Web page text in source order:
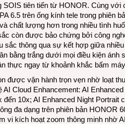
SOIS tiên tiến từ HONOR. Cùng với
6.5 trên ống kính tele trong phiên
chất lượng hơn trong nhiều tình
còn được bảo chứng bởi công
sắc thông qua sự kết hợp giữa
bằng trắng dưới mọi điều kiện ánh
thực ngay từ khoảnh khắc bấm
được vận hành trọn vẹn nhờ loạt
AI Cloud Enhancement: AI
đến 10x; AI Enhanced Night Portrait
đa dạng trên phiên bản HONOR
vi kích hoạt zoom thông minh nhờ